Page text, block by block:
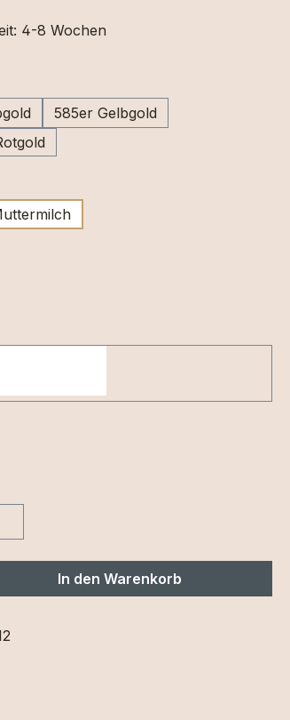
4-8 Wochen
585er Gelbgold
den gewünschten Wert
In den Warenkorb